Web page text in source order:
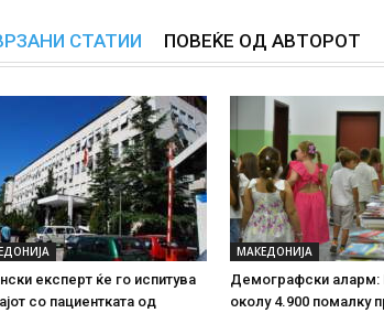
СТАТИИ ПОВЕЌЕ ОД АВТОРОТ
експерт ќе го испитува
со пациентката од
МАКЕДОНИЈА
Демографски аларм:
околу 4.900 помалку